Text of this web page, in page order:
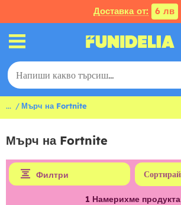
Доставка от: 6 лв
... Мърч на Fortnite
Мърч на Fortnite
Филтри
1 Намерихме продукта